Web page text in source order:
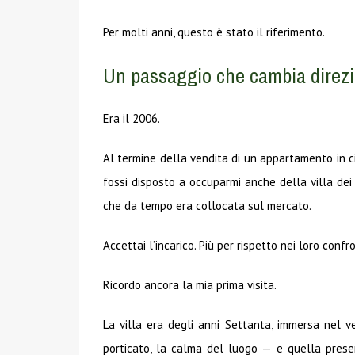
Per molti anni, questo è stato il riferimento.
Un passaggio che cambia
Era il 2006.
Al termine della vendita di un appartamento
fossi disposto a occuparmi anche della villa dei
che da tempo era collocata sul mercato.
Accettai l’incarico. Più per rispetto nei loro
Ricordo ancora la mia prima visita.
La villa era degli anni Settanta, immersa nel
porticato, la calma del luogo — e quella